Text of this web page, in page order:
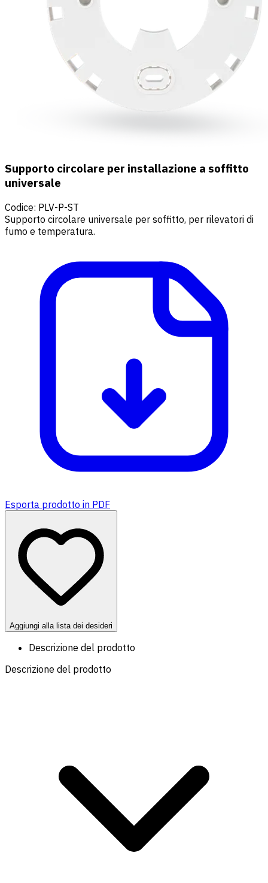
Supporto circolare per installazione a soffitto
universale
Codice: PLV-P-ST
Supporto circolare universale per soffitto, per rilevatori di
fumo e temperatura.
Esporta prodotto in PDF
Aggiungi alla lista dei desideri
Descrizione del prodotto
Descrizione del prodotto